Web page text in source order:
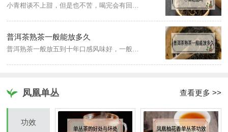
普洱茶熟茶一般能放多久
凤凰单丛 查看更多 >>
功效